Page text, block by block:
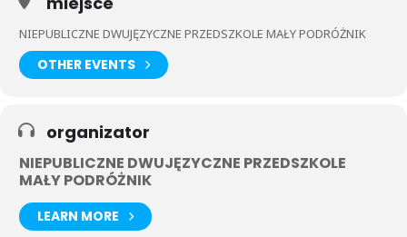
NIEPUBLICZNE DWUJĘZYCZNE PRZEDSZKOLE MAŁY PODRÓŻNIK
OTHER EVENTS
organizator
NIEPUBLICZNE DWUJĘZYCZNE PRZEDSZKOLE
MAŁY PODRÓŻNIK
LEARN MORE